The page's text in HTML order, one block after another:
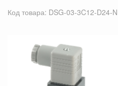
Код товара: DSG-03-3C12-D24-